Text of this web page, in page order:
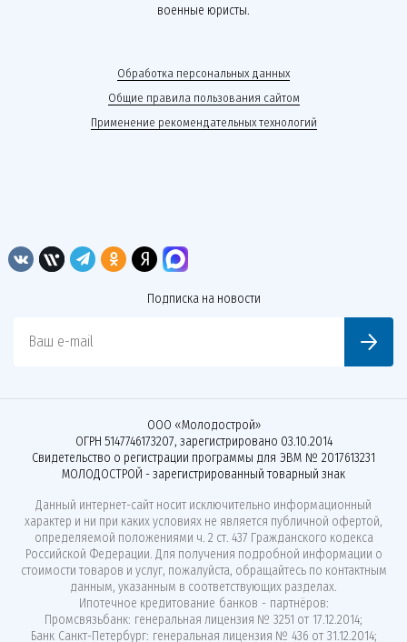
военные юристы.
Обработка персональных данных
Общие правила пользования сайтом
Применение рекомендательных технологий
Подписка на новости
Ваш e-mail
ООО «Молодострой»
ОГРН 5147746173207, зарегистрировано 03.10.2014
Свидетельство о регистрации программы для ЭВМ № 2017613231
МОЛОДОСТРОЙ - зарегистрированный товарный знак
Данный интернет-сайт носит исключительно информационный
характер и ни при каких условиях не является публичной офертой,
определяемой положениями ч. 2 ст. 437 Гражданского кодекса
Российской Федерации. Для получения подробной информации о
стоимости товаров и услуг, пожалуйста, обращайтесь по контактным
данным, указанным в соответствующих разделах.
Ипотечное кредитование банков - партнёров:
Промсвязьбанк: генеральная лицензия № 3251 от 17.12.2014;
Банк Санкт-Петербург: генеральная лицензия № 436 от 31.12.2014;